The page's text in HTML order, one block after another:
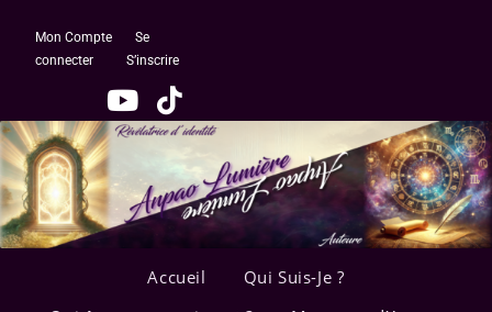
Mon Compte
Se
connecter
S’inscrire
Accueil
Qui Suis-Je ?